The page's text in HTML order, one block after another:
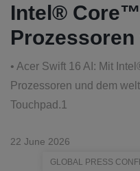
Intel®
• Acer Swift 16 AI: Mit
Prozessoren und dem
Touchpad.1
22 June 2026
GLOBAL PRESS